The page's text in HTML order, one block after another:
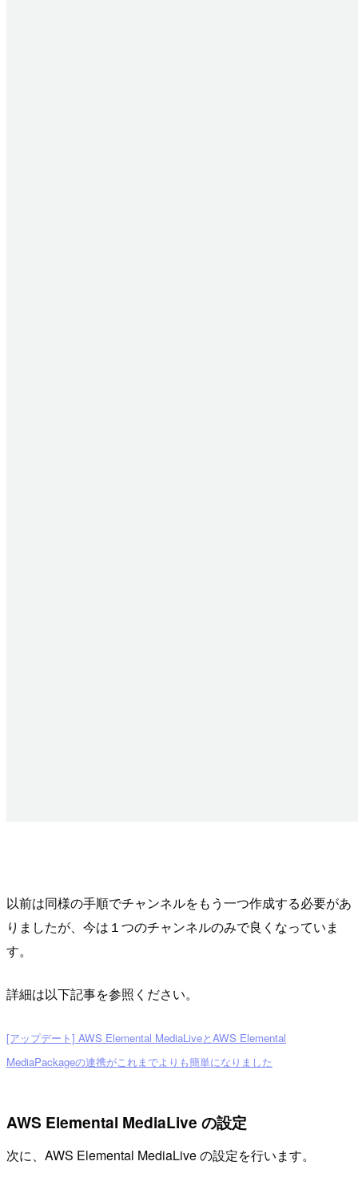
以前は同様の手順でチャンネルをもう一つ作成する必要があ
りましたが、今は１つのチャンネルのみで良くなっていま
す。
詳細は以下記事を参照ください。
[アップデート] AWS Elemental MediaLiveとAWS Elemental
MediaPackageの連携がこれまでよりも簡単になりました
AWS Elemental MediaLive の設定
次に、AWS Elemental MediaLive の設定を行います。